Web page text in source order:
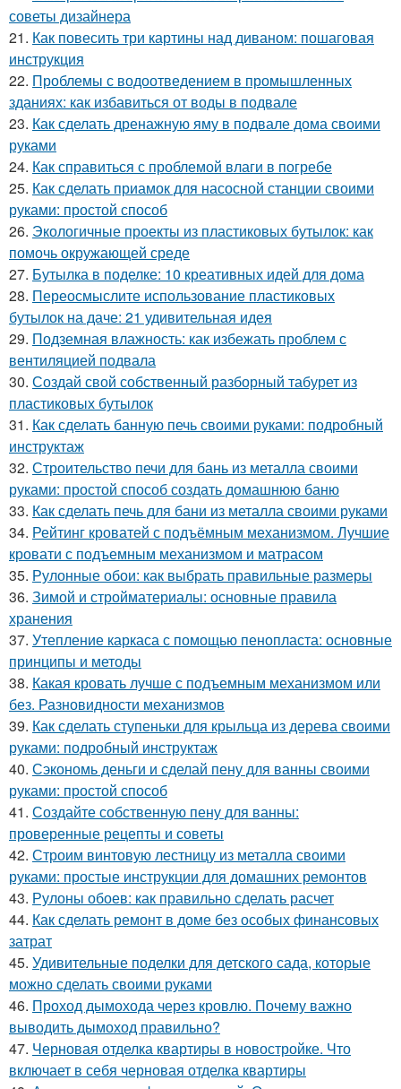
советы дизайнера
21. Как повесить три картины над диваном: пошаговая
инструкция
22. Проблемы с водоотведением в промышленных
зданиях: как избавиться от воды в подвале
23. Как сделать дренажную яму в подвале дома своими
руками
24. Как справиться с проблемой влаги в погребе
25. Как сделать приамок для насосной станции своими
руками: простой способ
26. Экологичные проекты из пластиковых бутылок: как
помочь окружающей среде
27. Бутылка в поделке: 10 креативных идей для дома
28. Переосмыслите использование пластиковых
бутылок на даче: 21 удивительная идея
29. Подземная влажность: как избежать проблем с
вентиляцией подвала
30. Создай свой собственный разборный табурет из
пластиковых бутылок
31. Как сделать банную печь своими руками: подробный
инструктаж
32. Строительство печи для бань из металла своими
руками: простой способ создать домашнюю баню
33. Как сделать печь для бани из металла своими руками
34. Рейтинг кроватей с подъёмным механизмом. Лучшие
кровати с подъемным механизмом и матрасом
35. Рулонные обои: как выбрать правильные размеры
36. Зимой и стройматериалы: основные правила
хранения
37. Утепление каркаса с помощью пенопласта: основные
принципы и методы
38. Какая кровать лучше с подъемным механизмом или
без. Разновидности механизмов
39. Как сделать ступеньки для крыльца из дерева своими
руками: подробный инструктаж
40. Сэкономь деньги и сделай пену для ванны своими
руками: простой способ
41. Создайте собственную пену для ванны:
проверенные рецепты и советы
42. Строим винтовую лестницу из металла своими
руками: простые инструкции для домашних ремонтов
43. Рулоны обоев: как правильно сделать расчет
44. Как сделать ремонт в доме без особых финансовых
затрат
45. Удивительные поделки для детского сада, которые
можно сделать своими руками
46. Проход дымохода через кровлю. Почему важно
выводить дымоход правильно?
47. Черновая отделка квартиры в новостройке. Что
включает в себя черновая отделка квартиры